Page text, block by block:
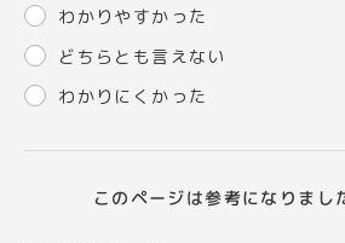
わかりやすかった
どちらとも言えない
わかりにくかった
このページは参考になりまし